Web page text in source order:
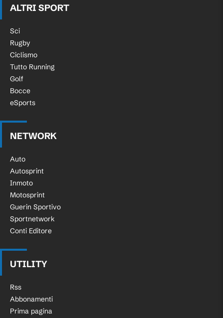
ALTRI SPORT
Sci
Rugby
Ciclismo
Tutto Running
Golf
Bocce
eSports
NETWORK
Auto
Autosprint
Inmoto
Motosprint
Guerin Sportivo
Sportnetwork
Conti Editore
UTILITY
Rss
Abbonamenti
Prima pagina